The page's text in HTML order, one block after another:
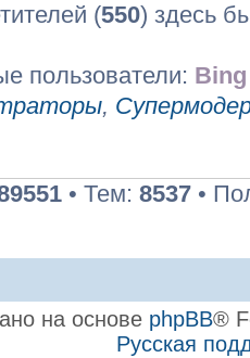
(550) здесь
пользователи:
,
• Тем: 8537 •
на основе phpBB®
Русская